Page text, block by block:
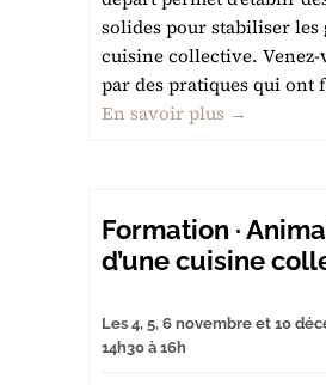
solides pour stabiliser les
cuisine collective.
par des pratiques qui ont
En savoir plus →
Formation ·
d’une cuisine
Les 4, 5, 6 novembre et 10 décembre de
14h30 à 16h